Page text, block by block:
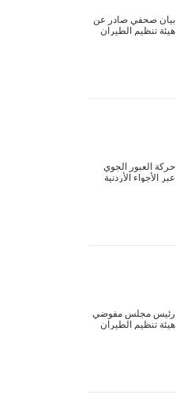
بيان صحفي صادر عن
هيئة تنظيم الطيران
حركة العبور الجوي
عبر الأجواء الأردنية
رئيس مجلس مفوضي
هيئة تنظيم الطيران